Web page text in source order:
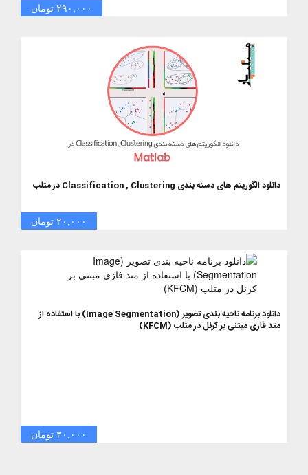
۲۹۰,۰۰۰ تومان
دانلود الگوریتم های دسته بندی Classification , Clustering در متلب
۲۰,۰۰۰ تومان
دانلود برنامه ناحیه بندی تصویر (Image Segmentation) با استفاده از
متد فازی مبتنی بر کرنل در متلب (KFCM)
۳۰,۰۰۰ تومان